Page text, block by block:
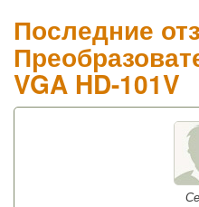
Последние
VGA HD-101V